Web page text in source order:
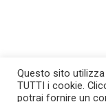
Questo sito
TUTTI i cookie.
potrai fornire un